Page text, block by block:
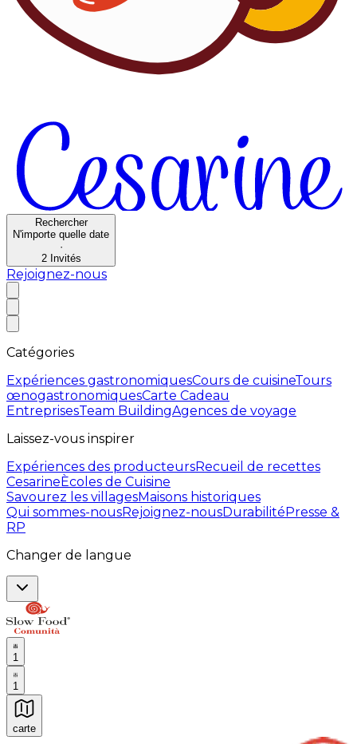
Rechercher
N'importe quelle date
·
2 Invités
Rejoignez-nous
Catégories
Expériences gastronomiquesCours de cuisineTours
œnogastronomiquesCarte Cadeau
EntreprisesTeam BuildingAgences de voyage
Laissez-vous inspirer
Expériences des producteursRecueil de recettes
CesarineÈcoles de Cuisine
Savourez les villagesMaisons historiques
Qui sommes-nousRejoignez-nousDurabilitéPresse &
RP
Changer de langue
1
1
carte